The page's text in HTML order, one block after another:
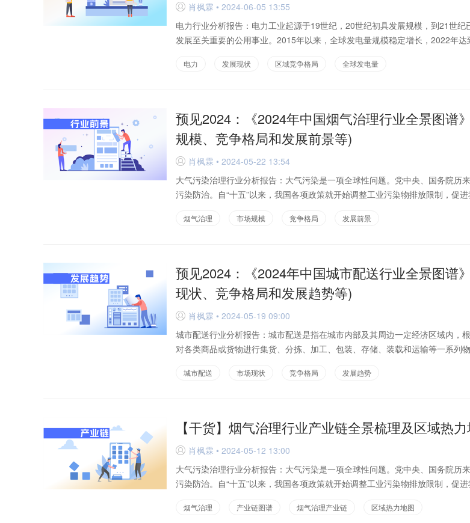
D 肖枫霖 • 2024-06-05 13:55
电力行业分析报告：电力工业起源于19世纪，20世纪初具发展规模，到21世纪
发展至关重要的公用事业。2015年以来，全球发电量规模稳定增长，2022年
电力 发展现状 区域竞争格局 全球发电量
预见2024：《2024年中国烟气治理行业全景图谱
规模、竞争格局和发展前景等)
D 肖枫霖 • 2024-05-22 13:54
大气污染治理行业分析报告：大气污染是一项全球性问题。党中央、国务院历
污染防治。自“十五”以来，我国各项政策就开始调整工业污染物排放限制，促
烟气治理 市场规模 竞争格局 发展前景
预见2024：《2024年中国城市配送行业全景图谱
现状、竞争格局和发展趋势等)
D 肖枫霖 • 2024-05-19 09:00
城市配送行业分析报告：城市配送是指在城市内部及其周边一定经济区域内，
对各类商品或货物进行集货、分拣、加工、包装、存储、装载和运输等一系列
城市配送 市场现状 竞争格局 发展趋势
【干货】烟气治理行业产业链全景梳理及区域热
D 肖枫霖 • 2024-05-12 13:00
大气污染治理行业分析报告：大气污染是一项全球性问题。党中央、国务院历
污染防治。自“十五”以来，我国各项政策就开始调整工业污染物排放限制，促
烟气治理 产业链图谱 烟气治理产业链 区域热力地图